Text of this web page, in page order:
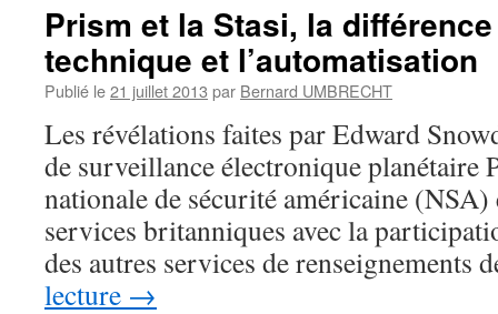
Prism et la Stasi, la
technique et l’automatisation
Publié le21 juillet 2013 par Bernard UMBRECHT
Les révélations faites par Edward
de surveillance électronique planétaire
nationale de sécurité américaine (NSA)
services britanniques avec la
des autres services de renseignements
lecture →